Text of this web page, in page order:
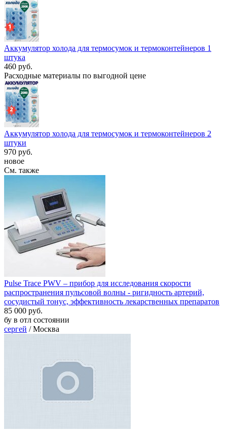
Аккумулятор холода для термосумок и термоконтейнеров 1
штука
460 руб.
Расходные материалы по выгодной цене
Аккумулятор холода для термосумок и термоконтейнеров 2
штуки
970 руб.
новое
См. также
Pulse Trace PWV – прибор для исследования скорости
распространения пульсовой волны - ригидность артерий,
сосудистый тонус, эффективность лекарственных препаратов
85 000 руб.
бу в отл состоянии
сергей / Москва